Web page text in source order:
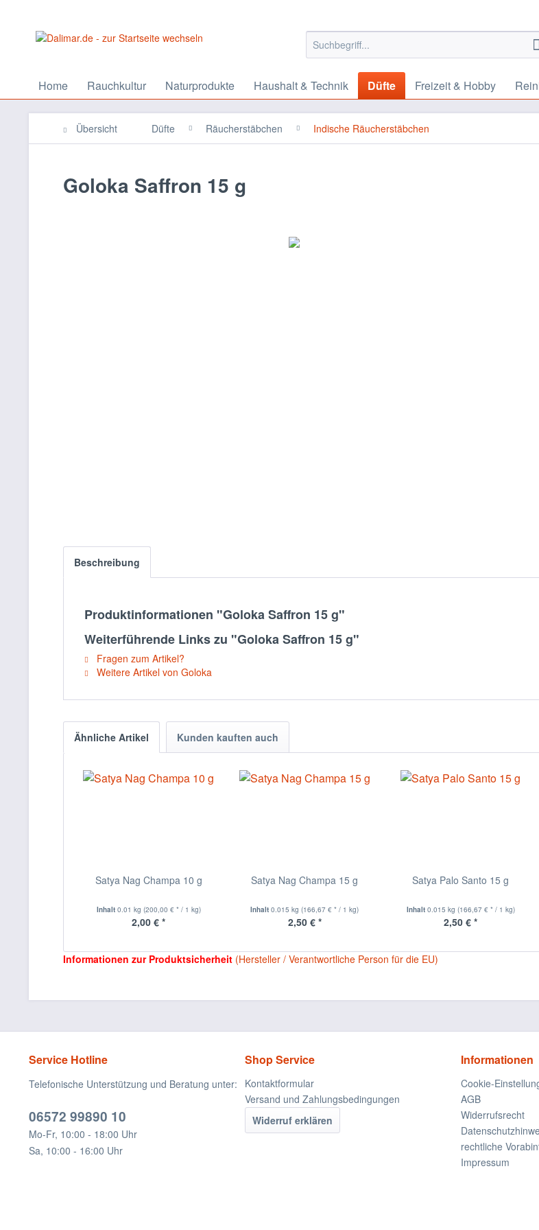
Home Rauchkultur Naturprodukte Haushalt & Technik Düfte Freizeit & Hobby
Übersicht Düfte Räucherstäbchen Indische Räucherstäbchen
Goloka Saffron 15 g
Beschreibung
Produktinformationen "Goloka Saffron 15 g"
Weiterführende Links zu "Goloka Saffron 15 g"
Fragen zum Artikel?
Weitere Artikel von Goloka
Ähnliche Artikel Kunden kauften auch
Satya Nag Champa 10 g
Inhalt 0.01 kg (200,00 € * / 1 kg)
2,00 € *
Satya Nag Champa 15 g
Inhalt0.015 kg(166,67 € * / 1 kg)
2,50 € *
Satya Palo Santo 15 g
Inhalt 0.015 kg (166,67 € * / 1 kg)
2,50 € *
Informationen zur Produktsicherheit (Hersteller / Verantwortliche Person für die EU)
Service Hotline
Telefonische Unterstützung und Beratung unter:
06572 99890 10
Mo-Fr, 10:00 - 18:00 Uhr
Sa, 10:00 - 16:00 Uhr
Shop Service
Kontaktformular
Versand und Zahlungsbedingungen
Widerruf erklären
Informationen
Cookie-
AGB
Widerrufsrecht
rechtliche
Impressum